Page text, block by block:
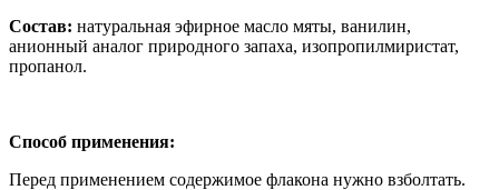
Состав: натуральная эфирное масло мяты, ванилин,
анионный аналог природного запаха, изопропилмиристат,
пропанол.
Способ применения:
Перед применением содержимое флакона нужно взболтать.